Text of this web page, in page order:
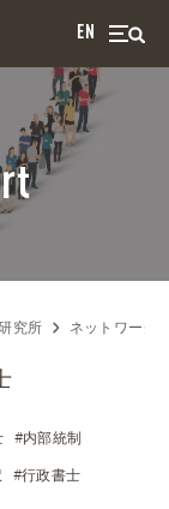
EN
究所 ネットワーク
#内部統制
#行政書士